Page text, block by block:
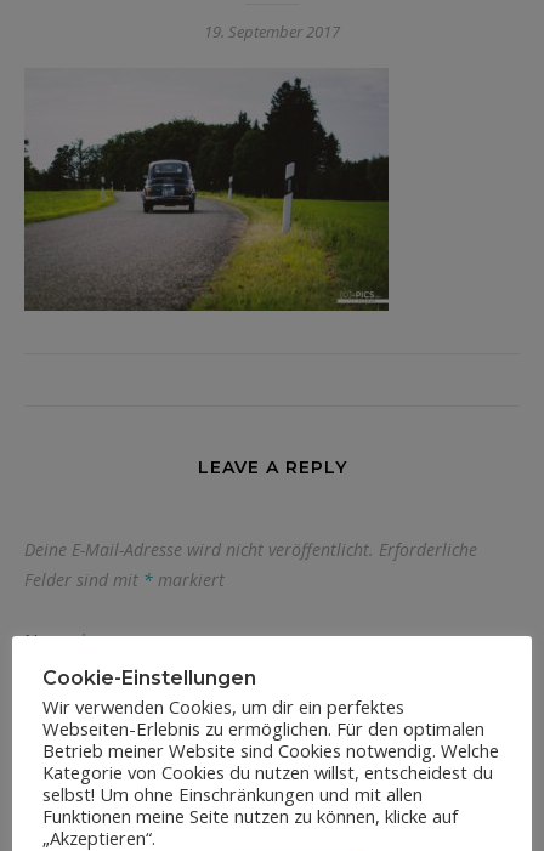
19. September 2017
LEAVE A REPLY
Deine E-Mail-Adresse wird nicht veröffentlicht. Erforderliche
Felder sind mit * markiert
Name*
E-Mail-Adresse*
Cookie-Einstellungen
Wir verwenden Cookies, um dir ein perfektes
Webseiten-Erlebnis zu ermöglichen. Für den optimalen
Betrieb meiner Website sind Cookies notwendig. Welche
Kategorie von Cookies du nutzen willst, entscheidest du
selbst! Um ohne Einschränkungen und mit allen
Funktionen meine Seite nutzen zu können, klicke auf
„Akzeptieren“.